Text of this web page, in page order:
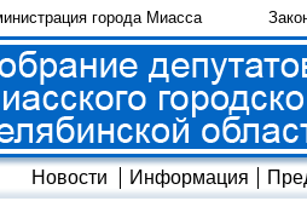
города Миасса
Новости Информация